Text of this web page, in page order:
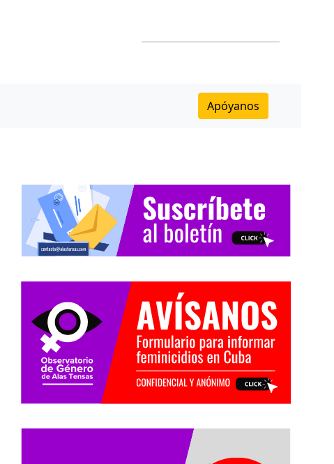
Apóyanos